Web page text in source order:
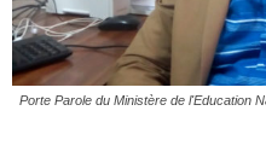
Porte Parole du Ministère de l'Education